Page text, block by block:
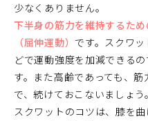
少なくありません。
下半身の筋力を維持するた
（屈伸運動） です。スクワ
どで運動強度を加減できる
す。また高齢であっても、
で、続けておこないましょう。
スクワットのコツは、膝を